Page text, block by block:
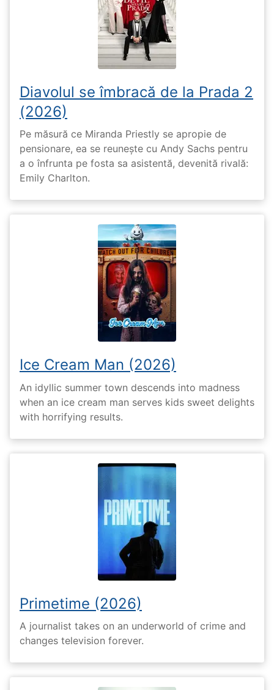
Diavolul se îmbracă de la Prada 2
(2026)
Pe măsură ce Miranda Priestly se apropie de
pensionare, ea se reunește cu Andy Sachs pentru
a o înfrunta pe fosta sa asistentă, devenită rivală:
Emily Charlton.
Ice Cream Man (2026)
An idyllic summer town descends into madness
when an ice cream man serves kids sweet delights
with horrifying results.
Primetime (2026)
A journalist takes on an underworld of crime and
changes television forever.